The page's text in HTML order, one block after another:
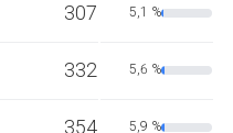
307 5,1 %
332 5,6 %
354 5,9 %